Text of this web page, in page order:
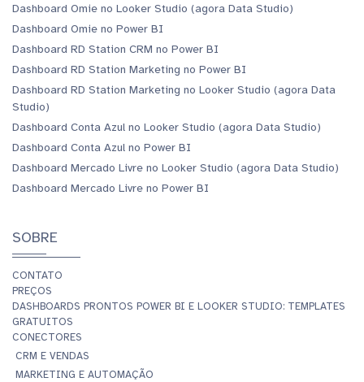
Dashboard Omie no Looker Studio (agora Data Studio)
Dashboard Omie no Power BI
Dashboard RD Station CRM no Power BI
Dashboard RD Station Marketing no Power BI
Dashboard RD Station Marketing no Looker Studio (agora Data
Studio)
Dashboard Conta Azul no Looker Studio (agora Data Studio)
Dashboard Conta Azul no Power BI
Dashboard Mercado Livre no Looker Studio (agora Data Studio)
Dashboard Mercado Livre no Power BI
SOBRE
CONTATO
PREÇOS
DASHBOARDS PRONTOS POWER BI E LOOKER STUDIO: TEMPLATES
GRATUITOS
CONECTORES
CRM E VENDAS
MARKETING E AUTOMAÇÃO